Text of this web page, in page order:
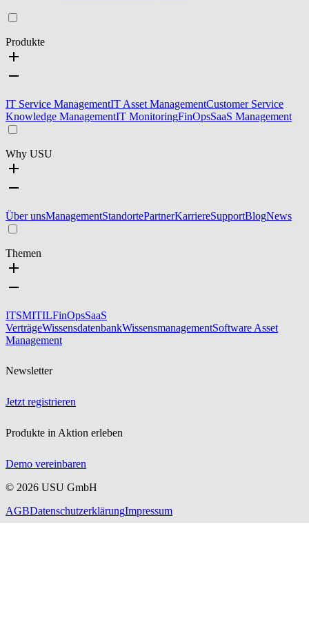
Produkte
IT Service ManagementIT Asset ManagementCustomer Service
Knowledge ManagementIT MonitoringFinOpsSaaS Management
Why USU
Über unsManagementStandortePartnerKarriereSupportBlogNews
Themen
ITSMITILFinOpsSaaS
VerträgeWissensdatenbankWissensmanagementSoftware Asset
Management
Newsletter
Jetzt registrieren
Produkte in Aktion erleben
Demo vereinbaren
© 2026 USU GmbH
AGBDatenschutzerklärungImpressum